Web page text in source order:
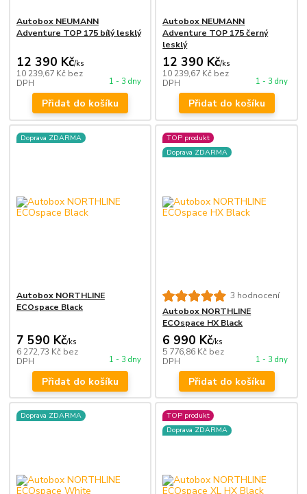
Autobox NEUMANN
Adventure TOP 175 bílý lesklý
12 390 Kč/ks
10 239,67 Kč bez
DPH
1 - 3 dny
Přidat do košíku
Autobox NEUMANN
Adventure TOP 175 černý
lesklý
12 390 Kč/ks
10 239,67 Kč bez
DPH
1 - 3 dny
Přidat do košíku
Doprava ZDARMA
Autobox NORTHLINE
ECOspace Black
7 590 Kč/ks
6 272,73 Kč bez
DPH
1 - 3 dny
Přidat do košíku
TOP produkt
Doprava ZDARMA
3 hodnocení
Autobox NORTHLINE
ECOspace HX Black
6 990 Kč/ks
5 776,86 Kč bez
DPH
1 - 3 dny
Přidat do košíku
Doprava ZDARMA
TOP produkt
Doprava ZDARMA